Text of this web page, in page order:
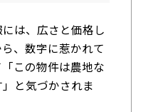
は、広さと価格し
、数字に惹かれて
この物件は農地な
と気づかされま